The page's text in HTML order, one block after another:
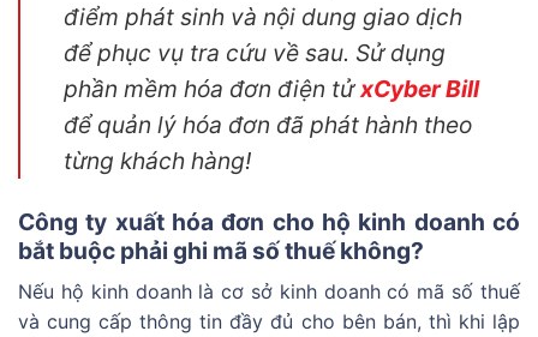
điểm phát sinh và nội dung giao dịch
để phục vụ tra cứu về sau. Sử dụng
phần mềm hóa đơn điện tửxCyber Bill
để quản lý hóa đơn đã phát hành theo
từng khách hàng!
Công ty xuất hóa đơn cho hộ kinh doanh có
bắt buộc phải ghi mã số thuế không?
Nếu hộ kinh doanh là cơ sở kinh doanh có mã số thuế
và cung cấp thông tin đầy đủ cho bên bán, thì khi lập